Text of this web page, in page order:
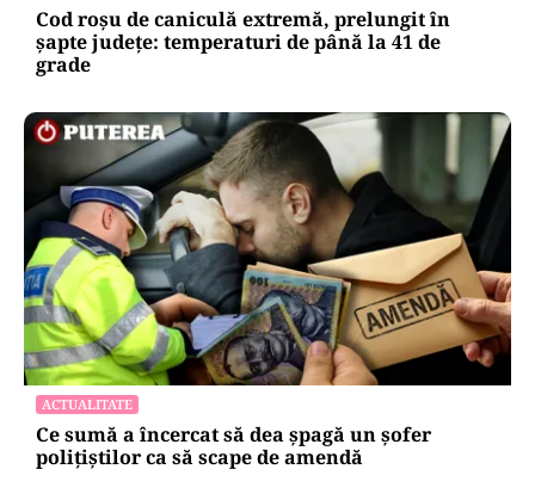
Cod roșu de caniculă extremă, prelungit în
șapte județe: temperaturi de până la 41 de
grade
ACTUALITATE
Ce sumă a încercat să dea șpagă un șofer
polițiștilor ca să scape de amendă